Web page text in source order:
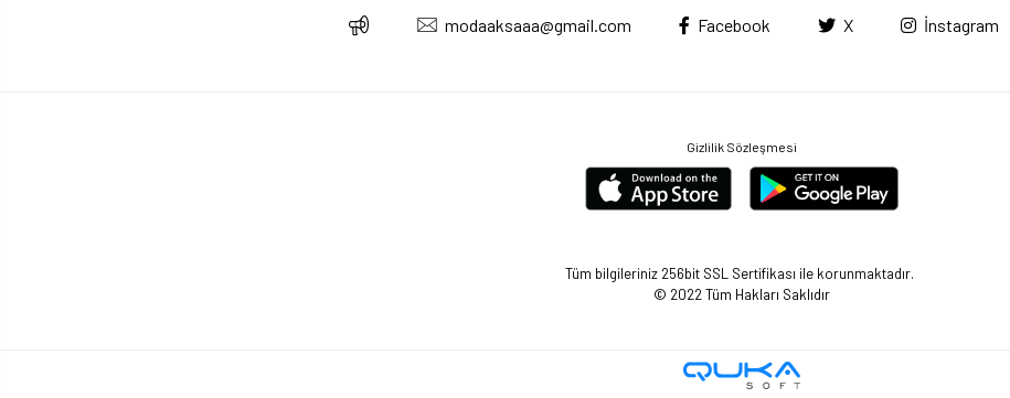
modaaksaaa@gmail.com Facebook X İnstagram
Gizlilik Sözleşmesi
Tüm bilgileriniz 256bit SSL Sertifikası ile korunmaktadır.
© 2022Tüm Hakları Saklıdır